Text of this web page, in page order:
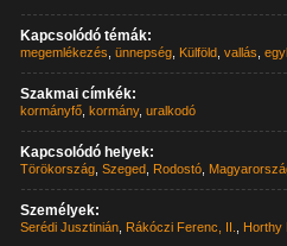
Kapcsolódó témák:
megemlékezés ,ünnepség Külföld ,vallás ,
Szakmai címkék:
kormányfő ,kormány,uralkodó
Kapcsolódó helyek:
Törökország ,Szeged Rodostó
Személyek:
Serédi Jusztinián Rákóczi Ferenc, II. Horthy